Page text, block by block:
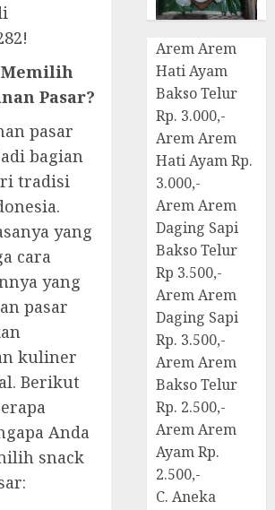
Memilih
Pasar?
pasar
bagian
tradisi
yang
cara
yang
pasar
kuliner
Berikut
Anda
snack
Arem Arem
Hati Ayam
Bakso Telur
Rp. 3.000,-
Arem Arem
Hati Ayam Rp.
3.000,-
Arem Arem
Daging Sapi
Bakso Telur
Rp 3.500,-
Arem Arem
Daging Sapi
Rp. 3.500,-
Arem Arem
Bakso Telur
Rp. 2.500,-
Arem Arem
Ayam Rp.
2.500,-
C. Aneka